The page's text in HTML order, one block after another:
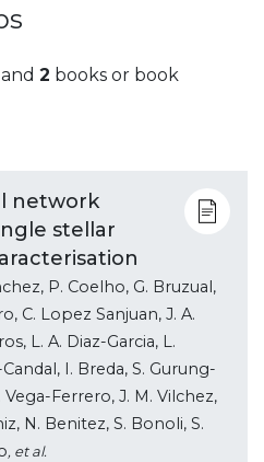
2 books or book
network
stellar
P. Coelho, G. Bruzual,
C. Lopez Sanjuan, J. A.
L. A. Diaz-Garcia, L.
I. Breda, S. Gurung-
Vega-Ferrero, J. M. Vilchez,
N. Benitez, S. Bonoli, S.
, et al.